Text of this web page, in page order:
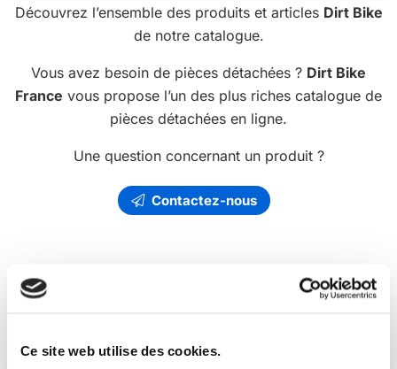
Ce site web utilise des cookies.
Découvrez l’ensemble des produits et articles Dirt Bike
de notre catalogue.
Vous avez besoin de pièces détachées ? Dirt Bike
France vous propose l’un des plus riches catalogue de
pièces détachées en ligne.
Une question concernant un produit ?
Contactez-nous
Les Dirt Bike France